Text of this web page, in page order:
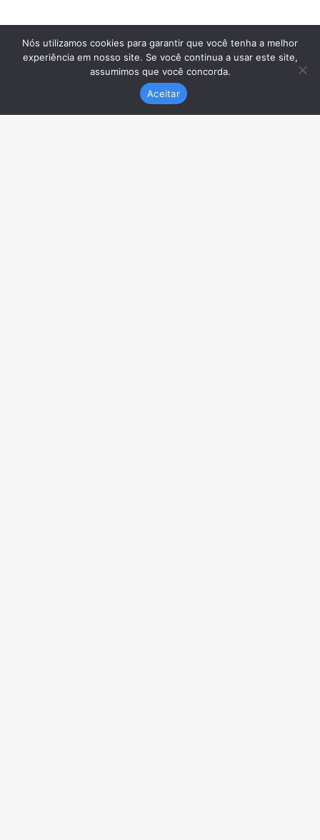
Nós utilizamos cookies para garantir que você tenha a melhor
experiência em nosso site. Se você continua a usar este site,
assumimos que você concorda.
Aceitar